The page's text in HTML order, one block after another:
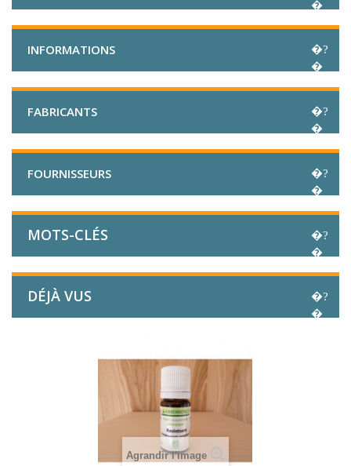
INFORMATIONS
FABRICANTS
FOURNISSEURS
MOTS-CLÉS
DÉJÀ VUS
Agrandir l'image